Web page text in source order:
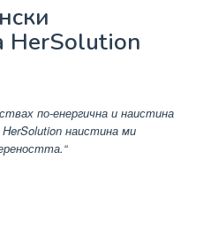
HerSolution
по-енергична и наистина
наистина ми